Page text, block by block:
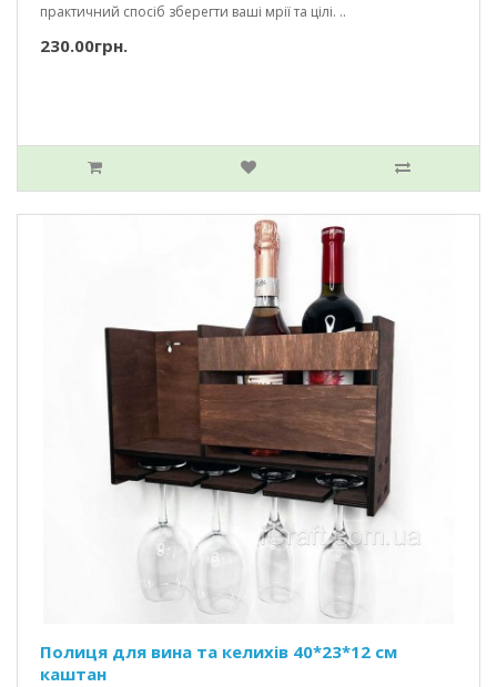
практичний спосіб зберегти ваші мрії та цілі. ..
230.00грн.
Полиця для вина та келихів 40*23*12 см
каштан